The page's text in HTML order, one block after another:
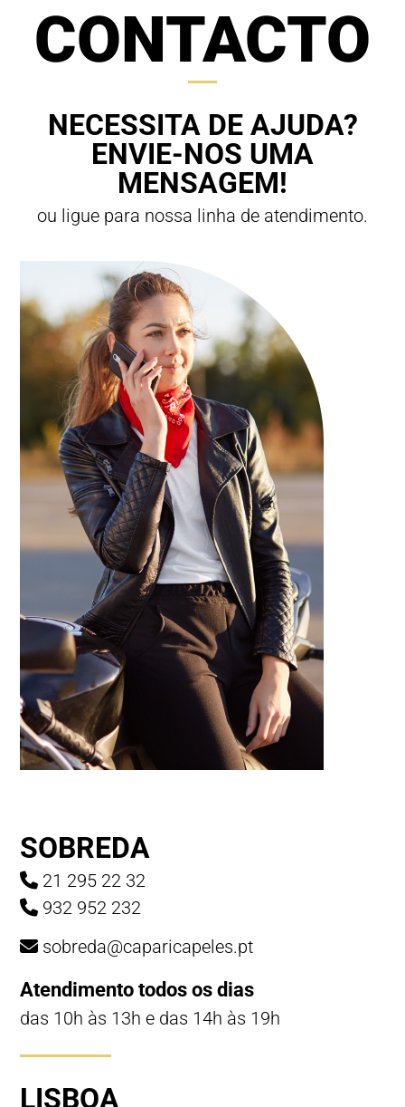
CONTACTO
NECESSITA DE AJUDA?
ENVIE-NOS UMA
MENSAGEM!
ou ligue para nossa linha de atendimento.
SOBREDA
21 295 22 32
932 952 232
sobreda@caparicapeles.pt
Atendimento todos os dias
das 10h às 13h e das 14h às 19h
LISBOA